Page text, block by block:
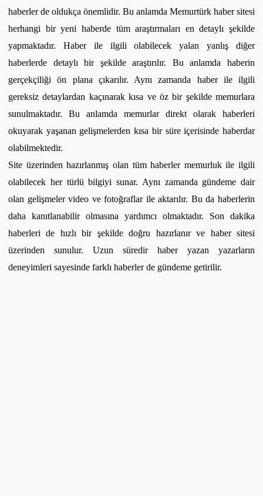
haberler de oldukça önemlidir. Bu anlamda Memurtürk haber sitesi
herhangi bir yeni haberde tüm araştırmaları en detaylı şekilde
yapmaktadır. Haber ile ilgili olabilecek yalan yanlış diğer
haberlerde detaylı bir şekilde araştırılır. Bu anlamda haberin
gerçekçiliği ön plana çıkarılır. Aynı zamanda haber ile ilgili
gereksiz detaylardan kaçınarak kısa ve öz bir şekilde memurlara
sunulmaktadır. Bu anlamda memurlar direkt olarak haberleri
okuyarak yaşanan gelişmelerden kısa bir süre içerisinde haberdar
olabilmektedir.
Site üzerinden hazırlanmış olan tüm haberler memurluk ile ilgili
olabilecek her türlü bilgiyi sunar. Aynı zamanda gündeme dair
olan gelişmeler video ve fotoğraflar ile aktarılır. Bu da haberlerin
daha kanıtlanabilir olmasına yardımcı olmaktadır. Son dakika
haberleri de hızlı bir şekilde doğru hazırlanır ve haber sitesi
üzerinden sunulur. Uzun süredir haber yazan yazarların
deneyimleri sayesinde farklı haberler de gündeme getirilir.